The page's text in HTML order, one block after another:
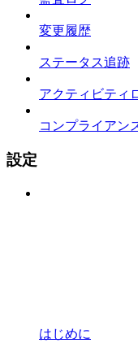
変更履歴
ステータス追跡
アクティビティ
コンプライアン
設定
はじめに